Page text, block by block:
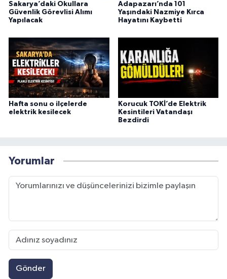
Sakarya’daki Okullara
Güvenlik Görevlisi Alımı
Yapılacak
Adapazarı’nda 101
Yaşındaki Nazmiye Kırca
Hayatını Kaybetti
Hafta sonu o ilçelerde
elektrik kesilecek
Korucuk TOKİ’de Elektrik
Kesintileri Vatandaşı
Bezdirdi
Yorumlar
Gönder